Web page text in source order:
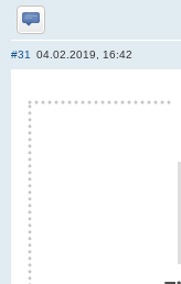
Отправить личное
#31 04.02.2019, 16:42